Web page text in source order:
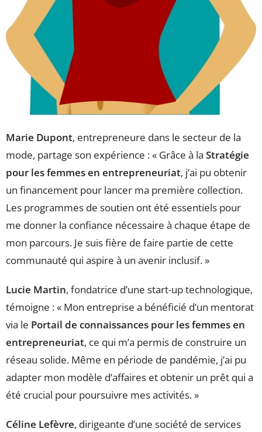
Marie Dupont, entrepreneure dans le secteur de la
mode, partage son expérience : « Grâce à la Stratégie
pour les femmes en entrepreneuriat, j’ai pu obtenir
un financement pour lancer ma première collection.
Les programmes de soutien ont été essentiels pour
me donner la confiance nécessaire à chaque étape de
mon parcours. Je suis fière de faire partie de cette
communauté qui aspire à un avenir inclusif. »
Lucie Martin, fondatrice d’une start-up technologique,
témoigne : « Mon entreprise a bénéficié d’un mentorat
via le Portail de connaissances pour les femmes en
entrepreneuriat, ce qui m’a permis de construire un
réseau solide. Même en période de pandémie, j’ai pu
adapter mon modèle d’affaires et obtenir un prêt qui a
été crucial pour poursuivre mes activités. »
Céline Lefèvre, dirigeante d’une société de services